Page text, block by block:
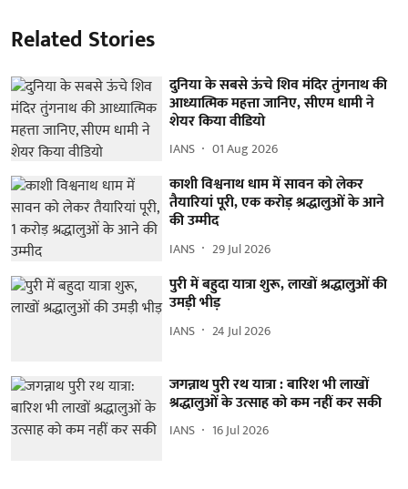
Related Stories
दुनिया के सबसे ऊंचे शिव मंदिर तुंगनाथ की
आध्यात्मिक महत्ता जानिए, सीएम धामी ने
शेयर किया वीडियो
IANS 01 Aug 2026
काशी विश्वनाथ धाम में सावन को लेकर
तैयारियां पूरी, एक करोड़ श्रद्धालुओं के आने
की उम्मीद
IANS 29 Jul 2026
पुरी में बहुदा यात्रा शुरू, लाखों श्रद्धालुओं की
उमड़ी भीड़
IANS 24 Jul 2026
जगन्नाथ पुरी रथ यात्रा : बारिश भी लाखों
श्रद्धालुओं के उत्साह को कम नहीं कर सकी
IANS 16 Jul 2026